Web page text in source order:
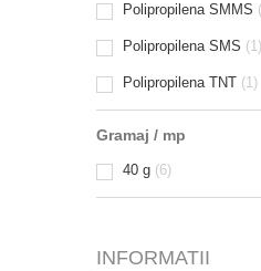
Polipropilena SMMS
Polipropilena SMS 1
Polipropilena TNT 1
Gramaj / mp
40 g 6
INFORMATII